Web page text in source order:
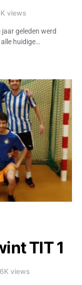
views
geleden werd
huidige…
TIT 1
views